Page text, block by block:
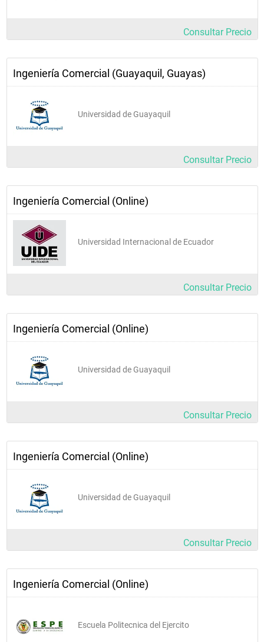
Consultar Precio
Ingeniería Comercial (Guayaquil, Guayas)
Universidad de Guayaquil
Consultar Precio
Ingeniería Comercial (Online)
Universidad Internacional de Ecuador
Consultar Precio
Ingeniería Comercial (Online)
Universidad de Guayaquil
Consultar Precio
Ingeniería Comercial (Online)
Universidad de Guayaquil
Consultar Precio
Ingeniería Comercial (Online)
Escuela Politecnica del Ejercito